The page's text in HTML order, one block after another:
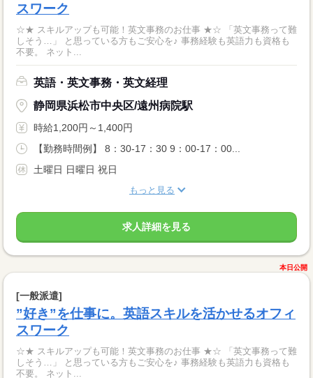
スワーク
☆★ スキルアップも可能！英文事務のお仕事 ★☆ 「英文事務って難
しそう…」 と思っている方もご安心を♪ 事務経験も英語力も資格も
不要。 ネット...
英語・英文事務・英文経理
静岡県浜松市中央区/遠州病院駅
時給1,200円～1,400円
【勤務時間例】 8：30-17：30 9：00-17：00...
土曜日 日曜日 祝日
もっと見る
求人詳細を見る
本日公開
[一般派遣]
”好き”を仕事に。英語スキルを活かせるオフィ
スワーク
☆★ スキルアップも可能！英文事務のお仕事 ★☆ 「英文事務って難
しそう…」 と思っている方もご安心を♪ 事務経験も英語力も資格も
不要。 ネット...